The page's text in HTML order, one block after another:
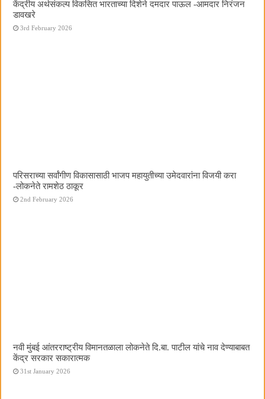
केंद्रीय अर्थसंकल्प विकसित भारताच्या दिशेने दमदार पाऊल -आमदार निरंजन
डावखरे
3rd February 2026
परिसराच्या सर्वांगीण विकासासाठी भाजप महायुतीच्या उमेदवारांना विजयी करा
-लोकनेते रामशेठ ठाकूर
2nd February 2026
नवी मुंबई आंतरराष्ट्रीय विमानतळाला लोकनेते दि.बा. पाटील यांचे नाव देण्याबाबत
केंद्र सरकार सकारात्मक
31st January 2026